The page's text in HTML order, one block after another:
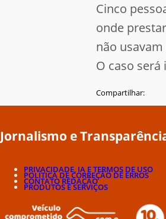
Cinco
onde
não
O caso
Compartilhar:
Jornalismo e
PRIVACIDADE, IA E TERMOS DE USO
POLÍTICA DE CORREÇÃO DE ERROS
CONTATO REDAÇÃO
PRODUTOS E SERVIÇOS